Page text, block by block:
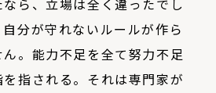
ら、立場は全く違ったでし
分が守れないルールが作ら
。能力不足を全て努力不足
指される。それは専門家が